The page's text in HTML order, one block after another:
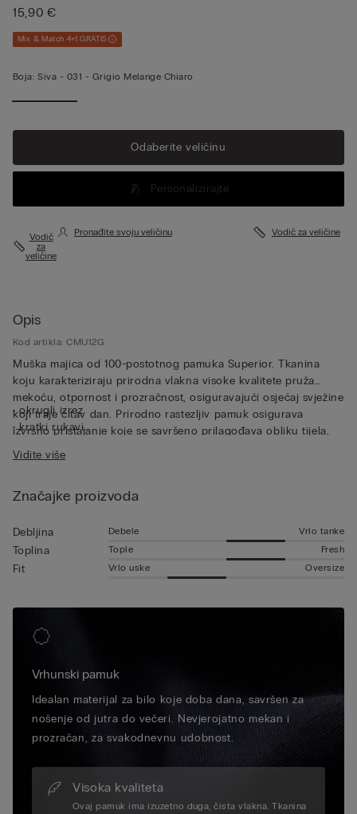
15,90 €
Mix & Match 4+1 GRATIS
Boja: Siva - 031 - Grigio Melange Chiaro
Odaberite veličinu
Personalizirajte
Vodič
za
veličine
Pronađite svoju veličinu Vodič za veličine
Opis
Kod artikla: CMU12G
Muška majica od 100-postotnog pamuka Superior. Tkanina
koju karakteriziraju prirodna vlakna visoke kvalitete pruža
mekoću, otpornost i prozračnost, osiguravajući osjećaj svježine
koji traje čitav dan. Prirodno rastezljiv pamuk osigurava
izvrsno pristajanje koje se savršeno prilagođava obliku tijela,
pružajući neprekidnu slobodu kretanja. Ova majica kratkih
rukava od pamuka razlikuje se svojom jednostavnošću i
predmet bilo kao vanjsku majicu.
• okrugli izrez
• kratki rukavi
• model je visok 185 cm i nosi veličinu L
Vidite više
Značajke proizvoda
Debljina Debele Vrlo tanke
Toplina Tople Fresh
Fit Vrlo uske Oversize
Vrhunski pamuk
Idealan materijal za bilo koje doba dana, savršen za
nošenje od jutra do večeri. Nevjerojatno mekan i
prozračan, za svakodnevnu udobnost.
Visoka kvaliteta
Ovaj pamuk ima izuzetno duga, čista vlakna. Tkanina